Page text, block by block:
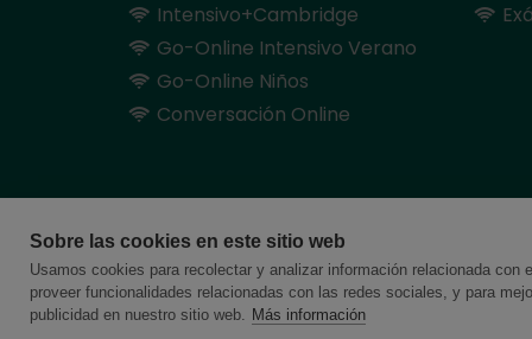
Intensivo+Cambridge
Go-Online Intensivo Verano
Go-Online Niños
Conversación Online
Sobre las cookies en este sitio web
Usamos cookies para recolectar y analizar información relacionada con
proveer funcionalidades relacionadas con las redes sociales, y para
publicidad en nuestro sitio web. Más información